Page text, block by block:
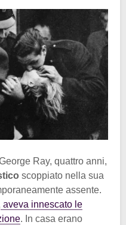
Ray, quattro anni,
scoppiato nella sua
assente.
aveva innescato le
. In casa erano